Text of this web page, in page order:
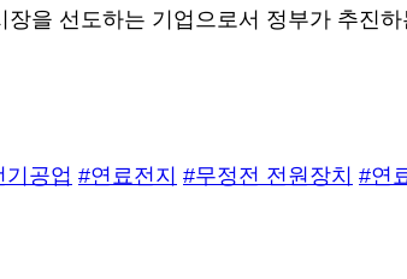
장을 선도하는 기업으로서 정부가 추진
기공업 #연료전지 #무정전 전원장치 #연